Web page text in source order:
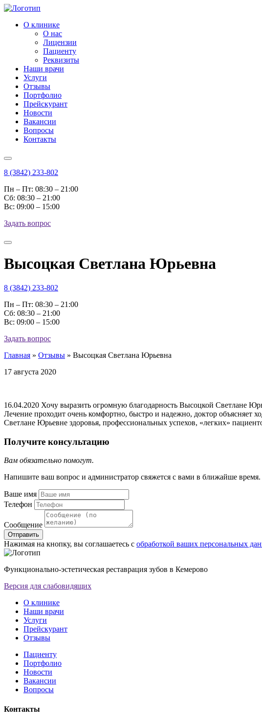
О клинике
О нас
Лицензии
Пациенту
Реквизиты
Наши врачи
Услуги
Отзывы
Портфолио
Прейскурант
Новости
Вакансии
Вопросы
Контакты
8 (3842) 233-802
Пн – Пт: 08:30 – 21:00
Cб: 08:30 – 21:00
Вс: 09:00 – 15:00
Задать вопрос
Высоцкая Светлана Юрьевна
8 (3842) 233-802
Пн – Пт: 08:30 – 21:00
Cб: 08:30 – 21:00
Вс: 09:00 – 15:00
Задать вопрос
Главная » Отзывы » Высоцкая Светлана Юрьевна
17 августа 2020
16.04.2020 Хочу выразить огромную благодарность Высоцкой Светлане
Лечение проходит очень комфортно, быстро и надежно, доктор объясняет
Светлане Юрьевне здоровья, профессиональных успехов, «легких»
Получите консультацию
Вам обязательно помогут.
Напишите ваш вопрос и администратор свяжется с вами в ближайше время.
Ваше имя
Телефон
Сообщение
Отправить
Нажимая на кнопку, вы соглашаетесь с обработкой ваших персональных
Функционально-эстетическая реставрация зубов в Кемерово
Версия для слабовидящих
О клинике
Наши врачи
Услуги
Прейскурант
Отзывы
Пациенту
Портфолио
Новости
Вакансии
Вопросы
Контакты